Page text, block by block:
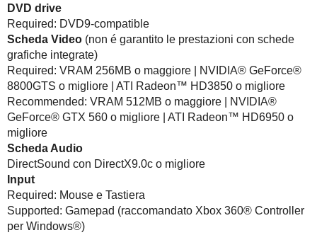
DVD drive
Required: DVD9-compatible
Scheda Video (non é garantito le prestazioni con schede
grafiche integrate)
Required: VRAM 256MB o maggiore | NVIDIA® GeForce®
8800GTS o migliore | ATI Radeon™ HD3850 o migliore
Recommended: VRAM 512MB o maggiore | NVIDIA®
GeForce® GTX 560 o migliore | ATI Radeon™ HD6950 o
migliore
Scheda Audio
DirectSound con DirectX9.0c o migliore
Input
Required: Mouse e Tastiera
Supported: Gamepad (raccomandato Xbox 360® Controller
per Windows®)